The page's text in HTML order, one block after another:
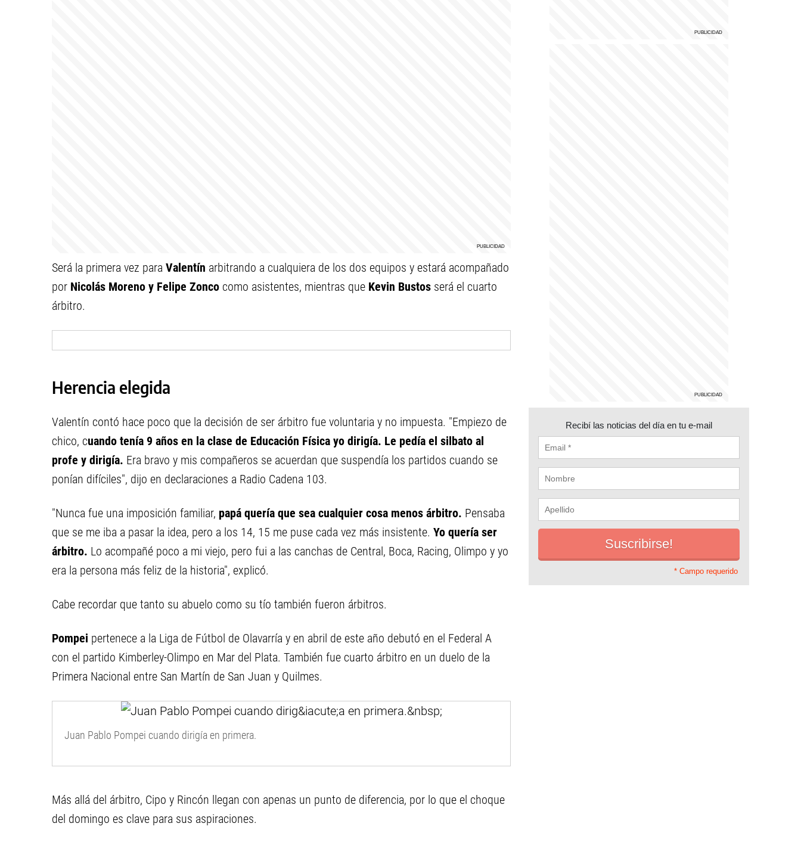
Será la primera vez para Valentín arbitrando a cualquiera de los dos equipos y estará acompañado
por Nicolás Moreno y Felipe Zonco como asistentes, mientras que Kevin Bustos será el cuarto
árbitro.
Herencia elegida
Valentín contó hace poco que la decisión de ser árbitro fue voluntaria y no impuesta. "Empiezo de
chico, cuando tenía 9 años en la clase de Educación Física yo dirigía. Le pedía el silbato al
profe y dirigía. Era bravo y mis compañeros se acuerdan que suspendía los partidos cuando se
ponían difíciles", dijo en declaraciones a Radio Cadena 103.
"Nunca fue una imposición familiar, papá quería que sea cualquier cosa menos árbitro. Pensaba
que se me iba a pasar la idea, pero a los 14, 15 me puse cada vez más insistente. Yo quería ser
árbitro. Lo acompañé poco a mi viejo, pero fui a las canchas de Central, Boca, Racing, Olimpo y yo
era la persona más feliz de la historia", explicó.
Cabe recordar que tanto su abuelo como su tío también fueron árbitros.
Pompei pertenece a la Liga de Fútbol de Olavarría y en abril de este año debutó en el Federal A
con el partido Kimberley-Olimpo en Mar del Plata. También fue cuarto árbitro en un duelo de la
Primera Nacional entre San Martín de San Juan y Quilmes.
Juan Pablo Pompei cuando dirigía en primera.
Más allá del árbitro, Cipo y Rincón llegan con apenas un punto de diferencia, por lo que el choque
del domingo es clave para sus aspiraciones.
Recibí las noticias del día en tu e-mail
* Campo requerido